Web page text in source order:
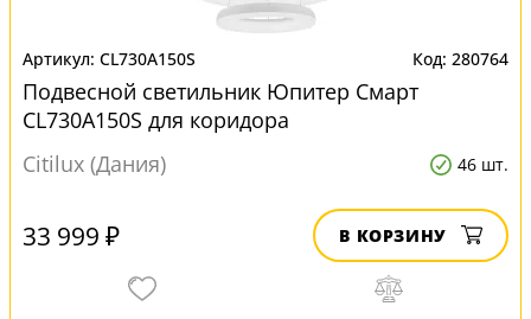
CL730A150S 280764
Подвесной светильник Юпитер Смарт
CL730A150S для коридора
Citilux (Дания)
46 шт.
33 999 ₽ В КОРЗИНУ